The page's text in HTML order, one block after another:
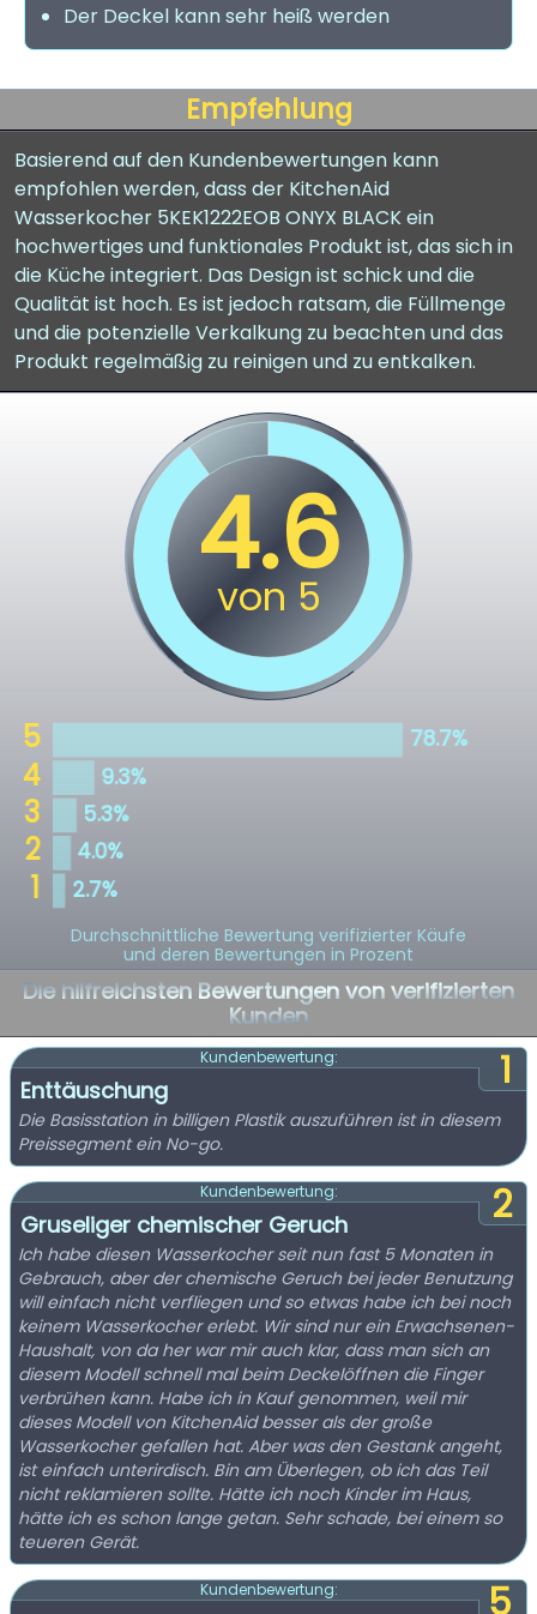
Der Deckel kann sehr heiß werden
Empfehlung
Basierend auf den Kundenbewertungen kann
empfohlen werden, dass der KitchenAid
Wasserkocher 5KEK1222EOB ONYX BLACK ein
hochwertiges und funktionales Produkt ist, das sich in
die Küche integriert. Das Design ist schick und die
Qualität ist hoch. Es ist jedoch ratsam, die Füllmenge
und die potenzielle Verkalkung zu beachten und das
Produkt regelmäßig zu reinigen und zu entkalken.
Durchschnittliche Bewertung verifizierter Käufe
und deren Bewertungen in Prozent
Die hilfreichsten Bewertungen von verifizierten
Kunden
1
Kundenbewertung:
Enttäuschung
Die Basisstation in billigen Plastik auszuführen ist in diesem
Preissegment ein No-go.
2
Kundenbewertung:
Gruseliger chemischer Geruch
Ich habe diesen Wasserkocher seit nun fast 5 Monaten in
Gebrauch, aber der chemische Geruch bei jeder Benutzung
will einfach nicht verfliegen und so etwas habe ich bei noch
keinem Wasserkocher erlebt. Wir sind nur ein Erwachsenen-
Haushalt, von da her war mir auch klar, dass man sich an
diesem Modell schnell mal beim Deckelöffnen die Finger
verbrühen kann. Habe ich in Kauf genommen, weil mir
dieses Modell von KitchenAid besser als der große
Wasserkocher gefallen hat. Aber was den Gestank angeht,
ist einfach unterirdisch. Bin am Überlegen, ob ich das Teil
nicht reklamieren sollte. Hätte ich noch Kinder im Haus,
hätte ich es schon lange getan. Sehr schade, bei einem so
teueren Gerät.
5
Kundenbewertung: